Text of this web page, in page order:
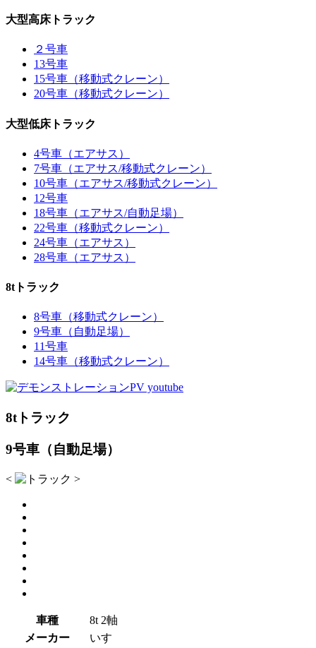
大型高床トラック
２号車
13号車
15号車（移動式クレーン）
20号車（移動式クレーン）
大型低床トラック
4号車（エアサス）
7号車（エアサス/移動式クレーン）
10号車（エアサス/移動式クレーン）
12号車
18号車（エアサス/自動足場）
22号車（移動式クレーン）
24号車（エアサス）
28号車（エアサス）
8tトラック
8号車（移動式クレーン）
9号車（自動足場）
11号車
14号車（移動式クレーン）
8tトラック
9号車（自動足場）
< >
車種
8t 2軸
メーカー
いすゞ